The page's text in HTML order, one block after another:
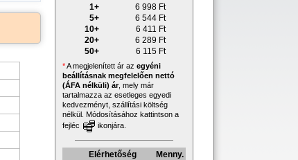
1+ 6 998 Ft
5+
6 544 Ft
10+
6 411 Ft
20+
6 289 Ft
50+
6 115 Ft
*A megjelenített ár az egyéni
beállításnak megfelelően nettó
(ÁFA nélküli) ár, mely már
tartalmazza az esetleges egyedi
kedvezményt, szállítási költség
nélkül. Módosításához kattintson a
fejléc
ikonjára.
Elérhetőség
Menny.